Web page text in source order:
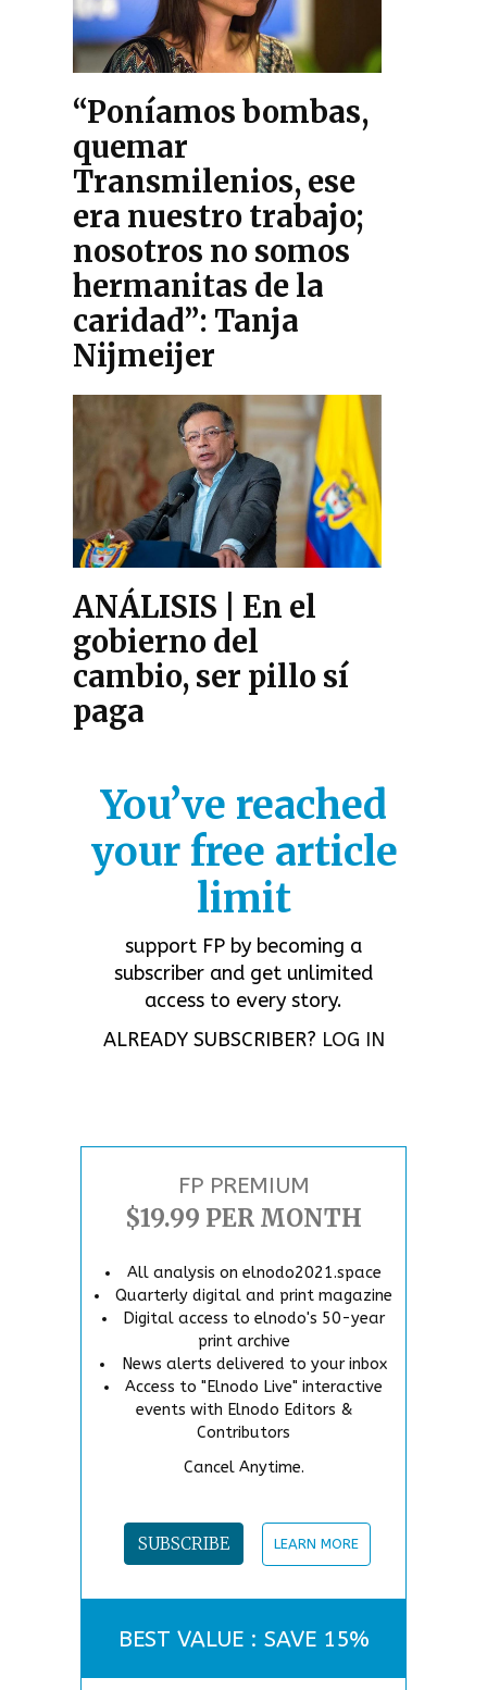
“Poníamos bombas,
quemar
Transmilenios, ese
era nuestro trabajo;
nosotros no somos
hermanitas de la
caridad”: Tanja
Nijmeijer
ANÁLISIS | En el
gobierno del
cambio, ser pillo sí
paga
You’ve reached
your free article
limit
support FP by becoming a
subscriber and get unlimited
access to every story.
ALREADY SUBSCRIBER? LOG IN
FP PREMIUM
$19.99 PER MONTH
All analysis on elnodo2021.space
Quarterly digital and print magazine
Digital access to elnodo's 50-year
print archive
News alerts delivered to your inbox
Access to "Elnodo Live" interactive
events with Elnodo Editors &
Contributors
Cancel Anytime.
SUBSCRIBE LEARN MORE
BEST VALUE : SAVE 15%